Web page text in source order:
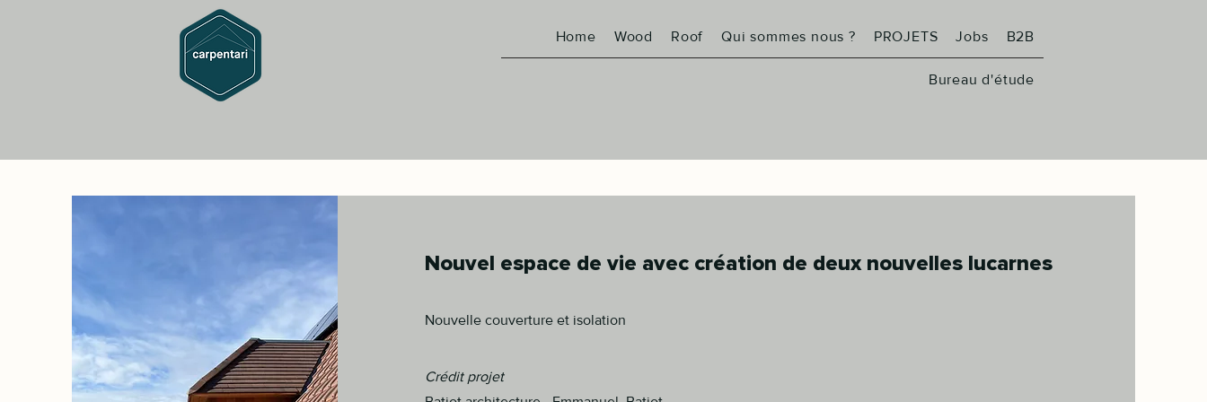
Home Wood Roof Qui sommes nous ? PROJETS Jobs B2B
Bureau d'étude
Nouvel espace de vie avec création de deux nouvelles lucarnes
Nouvelle couverture et isolation
Crédit projet